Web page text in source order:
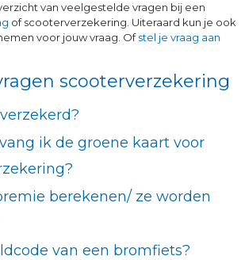
van veelgestelde vragen bij een
of scooterverzekering. Uiteraard kun je ook
voor jouw vraag. Ofstel je vraag aan
scooterverzekering
ik de groene kaart voor
berekenen/ ze worden
van een bromfiets?